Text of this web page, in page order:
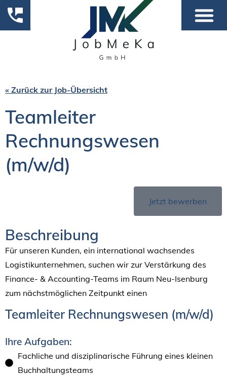
« Zurück zur Job-Übersicht
Teamleiter
Rechnungswesen
(m/w/d)
Jetzt bewerben
Beschreibung
Für unseren Kunden, ein international wachsendes
Logistikunternehmen, suchen wir zur Verstärkung des
Finance- & Accounting-Teams im Raum Neu-Isenburg
zum nächstmöglichen Zeitpunkt einen
Teamleiter Rechnungswesen (m/w/d)
Ihre Aufgaben:
Fachliche und disziplinarische Führung eines kleinen
Buchhaltungsteams